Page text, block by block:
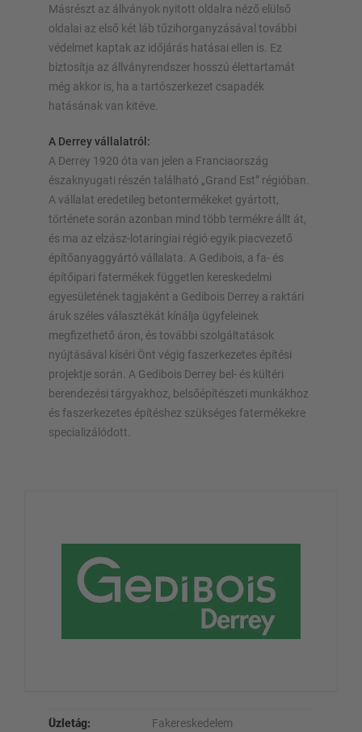
Másrészt az állványok nyitott oldalra néző elülső
oldalai az első két láb tűzihorganyzásával további
védelmet kaptak az időjárás hatásai ellen is. Ez
biztosítja az állványrendszer hosszú élettartamát
még akkor is, ha a tartószerkezet csapadék
hatásának van kitéve.
A Derrey vállalatról:
A Derrey 1920 óta van jelen a Franciaország
északnyugati részén található „Grand Est” régióban.
A vállalat eredetileg betontermékeket gyártott,
története során azonban mind több termékre állt át,
és ma az elzász-lotaringiai régió egyik piacvezető
építőanyaggyártó vállalata. A Gedibois, a fa- és
építőipari fatermékek független kereskedelmi
egyesületének tagjaként a Gedibois Derrey a raktári
áruk széles választékát kínálja ügyfeleinek
megfizethető áron, és további szolgáltatások
nyújtásával kíséri Önt végig faszerkezetes építési
projektje során. A Gedibois Derrey bel- és kültéri
berendezési tárgyakhoz, belsőépítészeti munkákhoz
és faszerkezetes építéshez szükséges fatermékekre
specializálódott.
Üzletág: Fakereskedelem